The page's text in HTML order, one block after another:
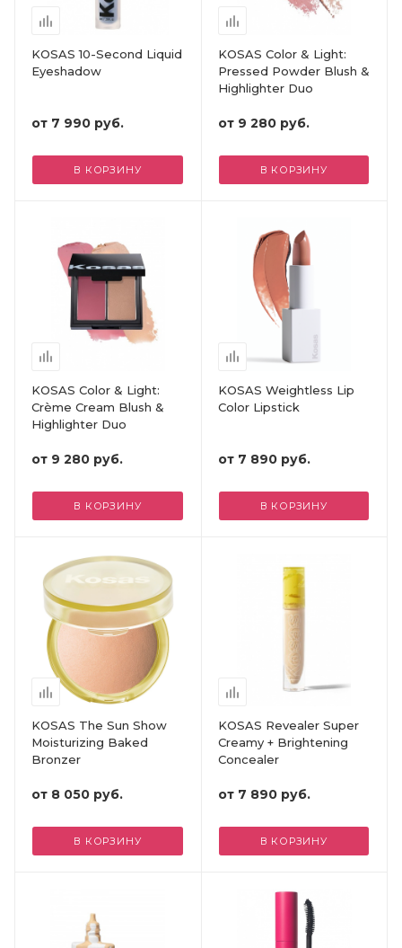
KOSAS 10-Second Liquid
Eyeshadow
от 7 990 руб.
В КОРЗИНУ
KOSAS Color & Light:
Pressed Powder Blush &
Highlighter Duo
от 9 280 руб.
В КОРЗИНУ
KOSAS Color & Light:
Crème Cream Blush &
Highlighter Duo
от 9 280 руб.
В КОРЗИНУ
KOSAS Weightless Lip
Color Lipstick
от 7 890 руб.
В КОРЗИНУ
KOSAS The Sun Show
Moisturizing Baked
Bronzer
от 8 050 руб.
В КОРЗИНУ
KOSAS Revealer Super
Creamy + Brightening
Concealer
от 7 890 руб.
В КОРЗИНУ